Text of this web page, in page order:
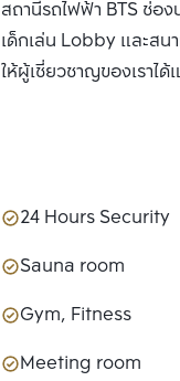
สถานีรถไฟฟ้า BTS ช่อ
เด็กเล่น Lobby และสน
ให้ผู้เชี่ยวชาญของเราไ
24 Hours Security
Sauna room
Gym, Fitness
Meeting room